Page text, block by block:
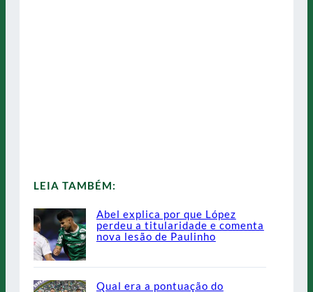
LEIA TAMBÉM:
Abel explica por que López
perdeu a titularidade e comenta
nova lesão de Paulinho
Qual era a pontuação do